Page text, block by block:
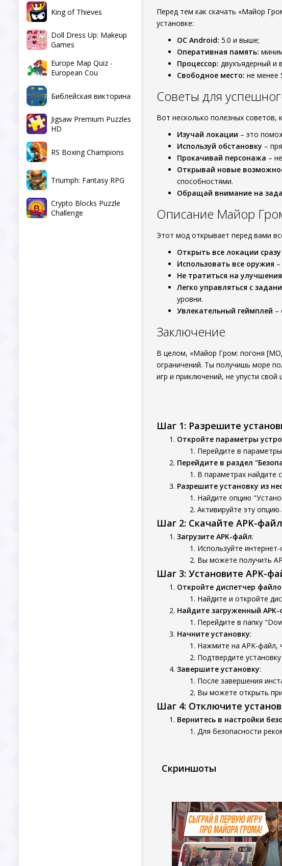
King of Thieves
Doll Dress Up: Makeup
Games
Europe Map Quiz -
European Cou
Библейская викторина
Jigsaw Premium Puzzles
HD
RS Boxing Champions
Triumph: Fantasy RPG
Crypto Blocks Puzzle
Challenge
Перед тем как скачать «Майор
установке:
ОС Android: 5.0 и выше;
Оперативная память:
Процессор: двухъядерный и
Свободное место: не менее
Советы для
Вот несколько полезных советов,
Изучай локации – это
Используй обстановку –
Прокачивай персонажа –
Открывай новые
способностями.
Обращай внимание на
Описание Майор
Этот мод открывает перед вами
Открыть все локации сразу
Использовать все оружия
Не тратиться на улучшения
Легко управляться с
уровни.
Увлекательный геймплей –
Заключение
В целом, «Майор Гром: погоня
ограничений. Ты получишь море
игр и приключений, не упусти
Шаг 1: Разрешите
Откройте параметры
Перейдите в
Перейдите в раздел
В параметрах найдите
Разрешите установку из
Найдите опцию
Активируйте эту
Шаг 2: Скачайте APK-файл
Загрузите APK-файл:
Используйте
Вы можете получить
Шаг 3: Установите APK-
Откройте диспетчер
Найдите и откройте
Найдите загруженный
Перейдите в папку
Начните установку:
Нажмите на APK-файл,
Подтвердите
Завершите установку:
После завершения
Вы можете открыть
Шаг 4: Отключите
Вернитесь в настройки
Для безопасности
Скриншоты